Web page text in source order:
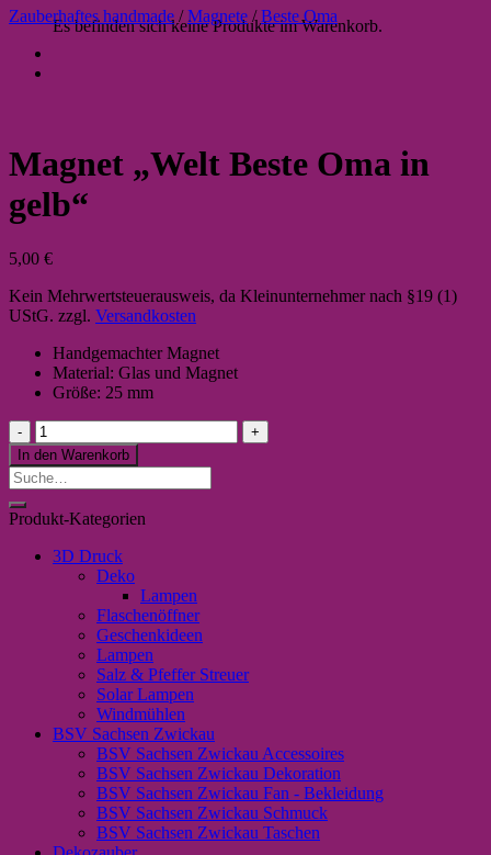
Es befinden sich keine Produkte im Warenkorb.
Zauberhaftes handmade / Magnete / Beste Oma
Magnet „Welt Beste Oma in
gelb“
5,00 €
Kein Mehrwertsteuerausweis, da Kleinunternehmer nach §19 (1)
UStG. zzgl. Versandkosten
Handgemachter Magnet
Material: Glas und Magnet
Größe: 25 mm
Magnet
"Welt
Beste
Oma
gelb"
Menge
In den Warenkorb
Suche
nach:
Produkt-Kategorien
3D Druck
Deko
Lampen
Flaschenöffner
Geschenkideen
Lampen
Salz & Pfeffer Streuer
Solar Lampen
Windmühlen
BSV Sachsen Zwickau
BSV Sachsen Zwickau Accessoires
BSV Sachsen Zwickau Dekoration
BSV Sachsen Zwickau Fan - Bekleidung
BSV Sachsen Zwickau Schmuck
BSV Sachsen Zwickau Taschen